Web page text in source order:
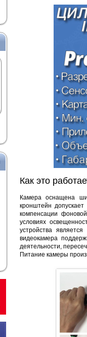
4PIN(п)/2RCA(м)+DJK-11(п)
Как это
Камера оснащена
кронштейн
компенсации
условиях
устройства
видеокамера
деятельности,
Питание камеры